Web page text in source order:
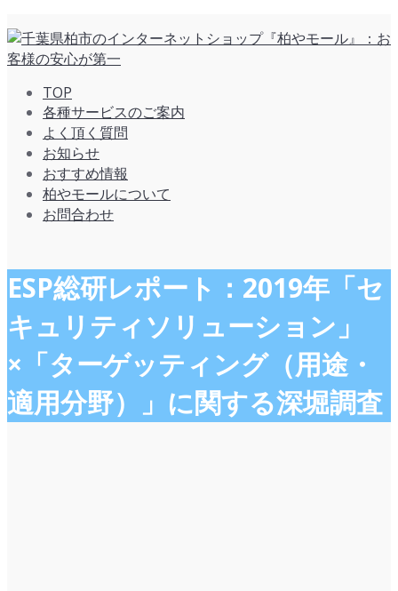
TOP
各種サービスのご案内
よく頂く質問
お知らせ
おすすめ情報
柏やモールについて
お問合わせ
ESP総研レポート：2019年「セ
キュリティソリューション」
×「ターゲッティング（用途・
適用分野）」に関する深堀調査